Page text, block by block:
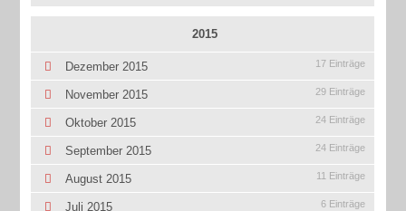
2015
Dezember 2015 17 Einträge
November 2015 29 Einträge
Oktober 2015 24 Einträge
September 2015 24 Einträge
August 2015 11 Einträge
Juli 2015 6 Einträge